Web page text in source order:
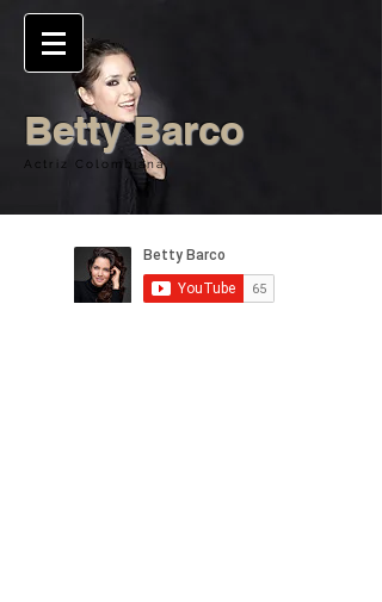
Actriz Colombiana
Betty Barco